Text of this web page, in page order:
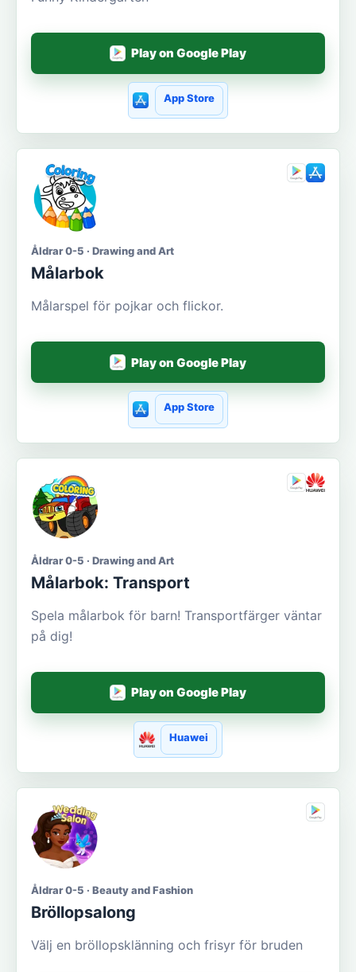
Play on Google Play
App Store
Åldrar 0-5 · Drawing and Art
Målarbok
Målarspel för pojkar och flickor.
Play on Google Play
App Store
Åldrar 0-5 · Drawing and Art
Målarbok: Transport
Spela målarbok för barn! Transportfärger väntar
på dig!
Play on Google Play
Huawei
Åldrar 0-5 · Beauty and Fashion
Bröllopsalong
Välj en bröllopsklänning och frisyr för bruden